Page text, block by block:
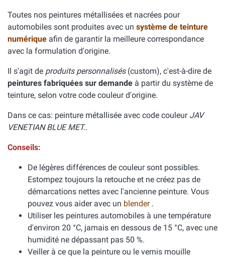
Toutes nos peintures métallisées et nacrées pour
automobiles sont produites avec un système de teinture
numérique afin de garantir la meilleure correspondance
avec la formulation d'origine.
Il s'agit de produits personnalisés(custom), c'est-à-dire de
peintures fabriquées sur demande à partir du système de
teinture, selon votre code couleur d'origine.
Dans ce cas: peinture métallisée avec code couleur JAV
VENETIAN BLUE MET..
Conseils:
De légères différences de couleur sont possibles.
Estompez toujours la retouche et ne créez pas de
démarcations nettes avec l'ancienne peinture. Vous
pouvez vous aider avec un blender .
Utiliser les peintures automobiles à une température
d'environ 20 °C, jamais en dessous de 15 °C, avec une
humidité ne dépassant pas 50 %.
Veiller à ce que la peinture ou le vernis mouille